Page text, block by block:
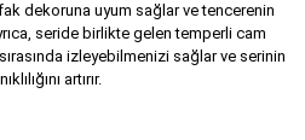
dekoruna uyum sağlar ve tencerenin
seride birlikte gelen temperli cam
izleyebilmenizi sağlar ve serinin
artırır.